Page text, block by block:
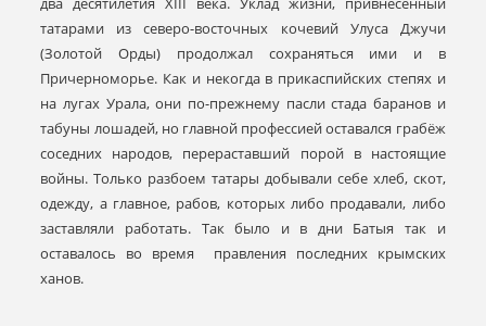
татарами из северо-восточных кочевий Улуса Джучи
(Золотой Орды) продолжал сохраняться ими и в
Причерноморье. Как и некогда в прикаспийских степях и
на лугах Урала, они по-прежнему пасли стада баранов и
табуны лошадей, но главной профессией оставался грабёж
соседних народов, перераставший порой в настоящие
войны. Только разбоем татары добывали себе хлеб, скот,
одежду, а главное, рабов, которых либо продавали, либо
заставляли работать. Так было и в дни Батыя так и
оставалось во время правления последних крымских
ханов.